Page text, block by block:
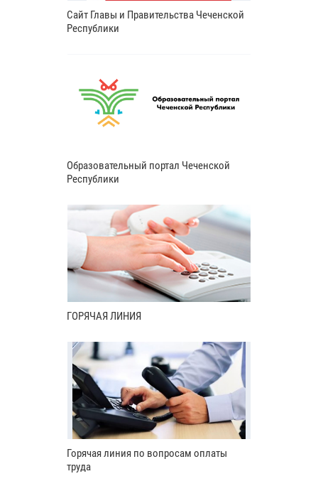
Сайт Главы и Правительства Чеченской
Республики
Образовательный портал Чеченской
Республики
ГОРЯЧАЯ ЛИНИЯ
Горячая линия по вопросам оплаты
труда